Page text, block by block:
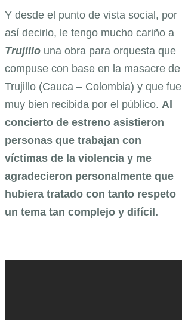
Y desde el punto de vista social, por
así decirlo, le tengo mucho cariño a
Trujillo una obra para orquesta que
compuse con base en la masacre de
Trujillo (Cauca – Colombia) y que fue
muy bien recibida por el público. Al
concierto de estreno asistieron
personas que trabajan con
víctimas de la violencia y me
agradecieron personalmente que
hubiera tratado con tanto respeto
un tema tan complejo y difícil.